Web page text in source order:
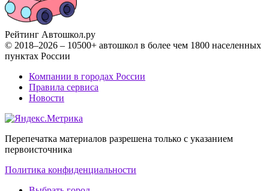
Рейтинг Автошкол.ру
© 2018–2026 – 10500+ автошкол в более чем 1800 населенных
пунктах России
Компании в городах России
Правила сервиса
Новости
Перепечатка материалов разрешена только с указанием
первоисточника
Политика конфиденциальности